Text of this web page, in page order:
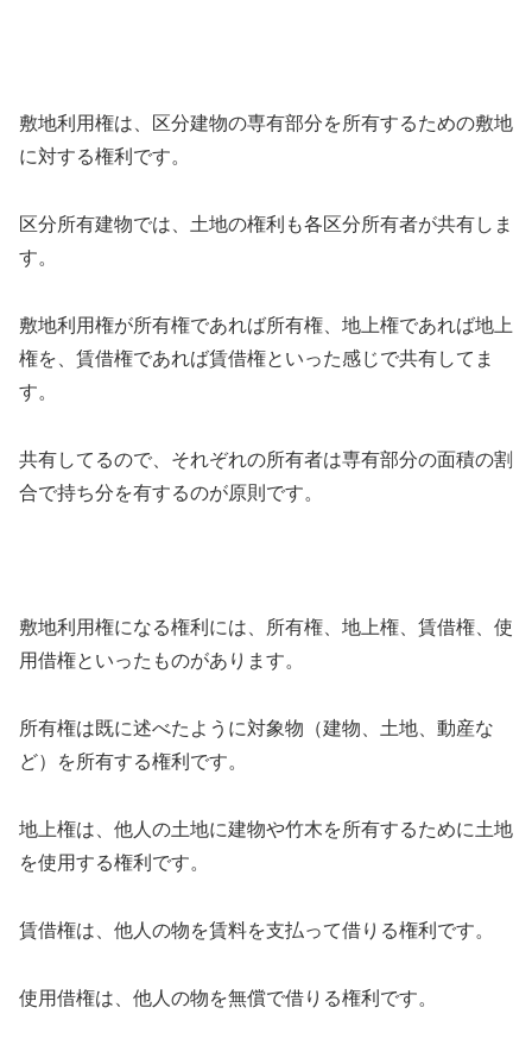
敷地利用権は、区分建物の専有部分を所有するための敷地
に対する権利です。
区分所有建物では、土地の権利も各区分所有者が共有しま
す。
敷地利用権が所有権であれば所有権、地上権であれば地上
権を、賃借権であれば賃借権といった感じで共有してま
す。
共有してるので、それぞれの所有者は専有部分の面積の割
合で持ち分を有するのが原則です。
敷地利用権になる権利には、所有権、地上権、賃借権、使
用借権といったものがあります。
所有権は既に述べたように対象物（建物、土地、動産な
ど）を所有する権利です。
地上権は、他人の土地に建物や竹木を所有するために土地
を使用する権利です。
賃借権は、他人の物を賃料を支払って借りる権利です。
使用借権は、他人の物を無償で借りる権利です。